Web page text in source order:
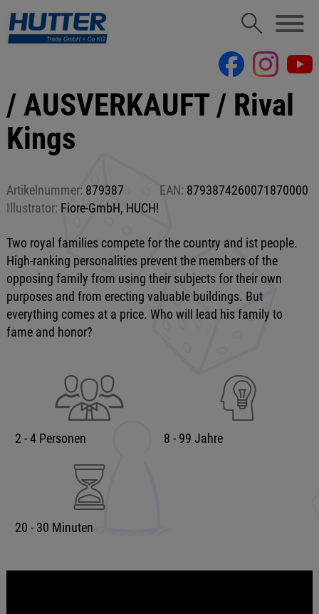
/ AUSVERKAUFT / Rival
Kings
Artikelnummer: 879387 EAN: 8793874260071870000
Illustrator: Fiore-GmbH, HUCH!
Two royal families compete for the country and ist people.
High-ranking personalities prevent the members of the
opposing family from using their subjects for their own
purposes and from erecting valuable buildings. But
everything comes at a price. Who will lead his family to
fame and honor?
2 - 4 Personen 8 - 99 Jahre
20 - 30 Minuten